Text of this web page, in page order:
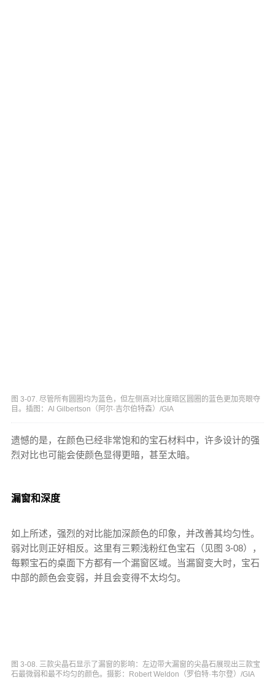
图 3-07. 尽管所有圆圈均为蓝色，但左侧高对比度暗区圆圈的蓝色更加亮眼夺
目。插图：Al Gilbertson（阿尔·吉尔伯特森）/GIA
遗憾的是，在颜色已经非常饱和的宝石材料中，许多设计的强
烈对比也可能会使颜色显得更暗，甚至太暗。
漏窗和深度
如上所述，强烈的对比能加深颜色的印象，并改善其均匀性。
弱对比则正好相反。这里有三颗浅粉红色宝石（见图 3-08），
每颗宝石的桌面下方都有一个漏窗区域。当漏窗变大时，宝石
中部的颜色会变弱，并且会变得不太均匀。
图 3-08. 三款尖晶石显示了漏窗的影响：左边带大漏窗的尖晶石展现出三款宝
石最微弱和最不均匀的颜色。摄影：Robert Weldon（罗伯特·韦尔登）/GIA